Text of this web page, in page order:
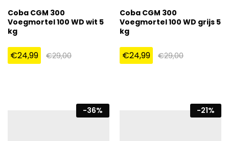
Coba CGM 300
Voegmortel 100 WD wit 5
kg
€24,99 €29,00
Coba CGM 300
Voegmortel 100 WD grijs 5
kg
€24,99 €29,00
-36% -21%